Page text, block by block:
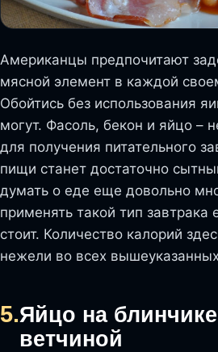
Американцы предпочитают
мясной элемент в каждой
Обойтись без использования
могут. Фасоль, бекон и яйцо –
для получения питательного
пищи станет достаточно
думать о еде еще довольно
применять такой тип завтрака
стоит. Количество калорий
нежели во всех
5.Яйцо на
ветчиной